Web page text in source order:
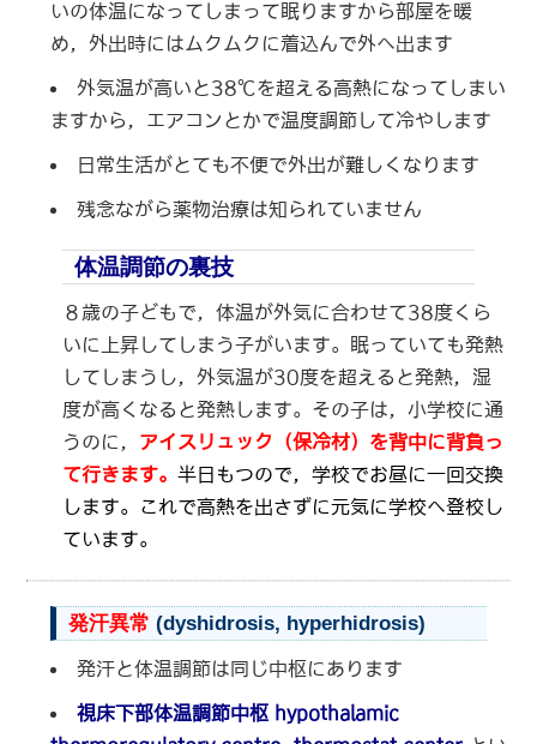
いの体温になってしまって眠りますから部屋を暖
め，外出時にはムクムクに着込んで外へ出ます
外気温が高いと38℃を超える高熱になってしまい
ますから，エアコンとかで温度調節して冷やします
日常生活がとても不便で外出が難しくなります
残念ながら薬物治療は知られていません
体温調節の裏技
８歳の子どもで，体温が外気に合わせて38度くら
いに上昇してしまう子がいます。眠っていても発熱
してしまうし，外気温が30度を超えると発熱，湿
度が高くなると発熱します。その子は，小学校に通
うのに， アイスリュック（保冷材）を背中に背負っ
て行きます。半日もつので，学校でお昼に一回交換
します。これで高熱を出さずに元気に学校へ登校し
ています。
発汗異常(dyshidrosis, hyperhidrosis)
発汗と体温調節は同じ中枢にあります
視床下部体温調節中枢 hypothalamic